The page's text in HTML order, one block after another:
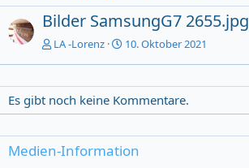
Bilder SamsungG7 2655.jpg
LA -Lorenz 10. Oktober 2021
Es gibt noch keine Kommentare.
Medien-Information